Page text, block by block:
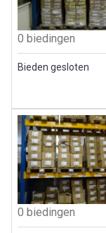
0 biedingen
Bieden gesloten
0 biedingen